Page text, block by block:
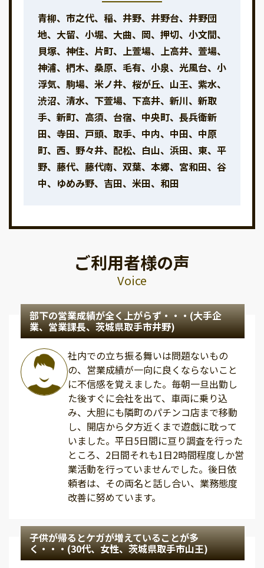
青柳、市之代、稲、井野、井野台、井野団
地、大留、小堀、大曲、岡、押切、小文間、
貝塚、神住、片町、上萱場、上高井、萱場、
神浦、椚木、桑原、毛有、小泉、光風台、小
浮気、駒場、米ノ井、桜が丘、山王、紫水、
渋沼、清水、下萱場、下高井、新川、新取
手、新町、高須、台宿、中央町、長兵衛新
田、寺田、戸頭、取手、中内、中田、中原
町、西、野々井、配松、白山、浜田、東、平
野、藤代、藤代南、双葉、本郷、宮和田、谷
中、ゆめみ野、吉田、米田、和田
ご利用者様の声
Voice
部下の営業成績が全く上がらず・・・(大手企
業、営業課長、茨城県取手市井野)
社内での立ち振る舞いは問題ないもの
の、営業成績が一向に良くならないこと
に不信感を覚えました。毎朝一旦出勤し
た後すぐに会社を出て、車両に乗り込
み、大胆にも隣町のパチンコ店まで移動
し、開店から夕方近くまで遊戯に耽って
いました。平日5日間に亘り調査を行った
ところ、2日間それも1日2時間程度しか営
業活動を行っていませんでした。後日依
頼者は、その両名と話し合い、業務態度
改善に努めています。
子供が帰るとケガが増えていることが多
く・・・(30代、女性、茨城県取手市山王)